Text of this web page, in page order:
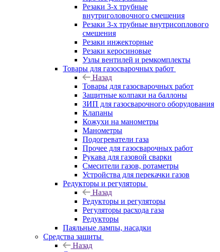
Резаки 3-х трубные
внутриголовочного смешения
Резаки 3-х трубные внутрисоплового
смешения
Резаки инжекторные
Резаки керосиновые
Узлы вентилей и ремкомплекты
Товары для газосварочных работ
Назад
Товары для газосварочных работ
Защитные колпаки на баллоны
ЗИП для газосварочного оборудования
Клапаны
Кожухи на манометры
Манометры
Подогреватели газа
Прочее для газосварочных работ
Рукава для газовой сварки
Смесители газов, ротаметры
Устройства для перекачки газов
Редукторы и регуляторы
Назад
Редукторы и регуляторы
Регуляторы расхода газа
Редукторы
Паяльные лампы, насадки
Средства защиты
Назад